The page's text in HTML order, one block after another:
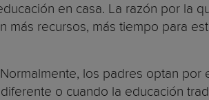
en casa. La razón por la
más recursos, más tiempo para
los padres optan por
o cuando la educación